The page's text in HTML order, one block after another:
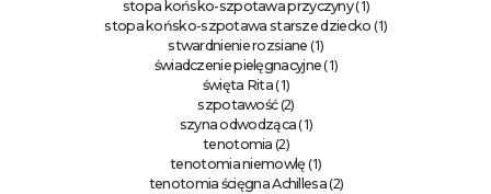
stopa końsko-szpotawa przyczyny(1)
stopa końsko-szpotawa starsze dziecko (1)
stwardnienie rozsiane (1)
świadczenie pielęgnacyjne (1)
święta Rita (1)
szpotawość(2)
szyna odwodząca (1)
tenotomia (2)
tenotomia niemowlę(1)
tenotomia ścięgna Achillesa(2)